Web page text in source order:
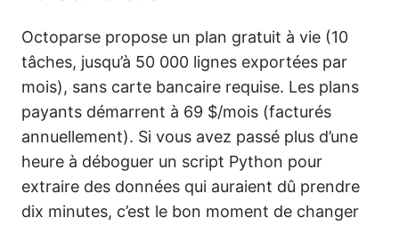
Octoparse propose un plan gratuit à vie (10
tâches, jusqu’à 50 000 lignes exportées par
mois), sans carte bancaire requise. Les plans
payants démarrent à 69 $/mois (facturés
annuellement). Si vous avez passé plus d’une
heure à déboguer un script Python pour
extraire des données qui auraient dû prendre
dix minutes, c’est le bon moment de changer